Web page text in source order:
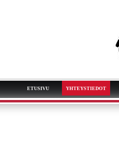
ETUSIVU YHTEYSTIEDOT